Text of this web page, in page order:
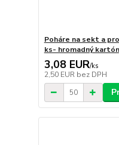
Poháre na sekt a
ks- hromadný
3,08 EUR/ks
2,50 EUR bez DPH